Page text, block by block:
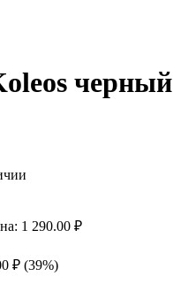
черный
1 290.00 ₽
₽ (39%)